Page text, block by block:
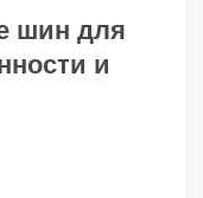
шин для
и